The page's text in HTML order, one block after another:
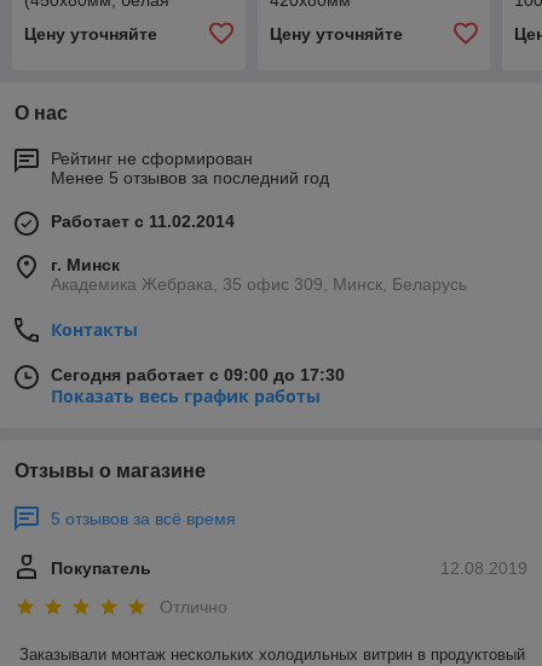
RAL9001); 0451SP (1шт с
крепежем/ 24шт.кор.)
Цену уточняйте
Цену уточняйте
О нас
Рейтинг не сформирован
Менее 5 отзывов за последний год
Работает с 11.02.2014
г. Минск
Академика Жебрака, 35 офис 309, Минск, Беларусь
Контакты
Сегодня работает с 09:00 до 17:30
Показать весь график работы
Отзывы о магазине
5 отзывов за всё время
12.08.2019
Покупатель
Отлично
Заказывали монтаж нескольких холодильных витрин в продуктовый